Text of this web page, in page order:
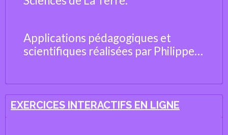
Applications pédagogiques et
scientifiques réalisées par Philippe
EXERCICES INTERACTIFS EN LIGNE